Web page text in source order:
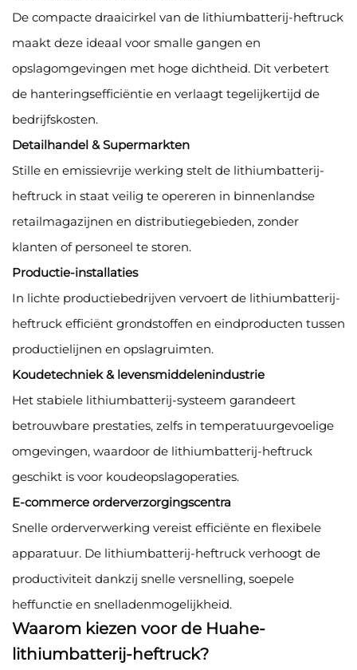
De compacte draaicirkel van de lithiumbatterij-heftruck
maakt deze ideaal voor smalle gangen en
opslagomgevingen met hoge dichtheid. Dit verbetert
de hanteringsefficiëntie en verlaagt tegelijkertijd de
bedrijfskosten.
Detailhandel & Supermarkten
Stille en emissievrije werking stelt de lithiumbatterij-
heftruck in staat veilig te opereren in binnenlandse
retailmagazijnen en distributiegebieden, zonder
klanten of personeel te storen.
Productie-installaties
In lichte productiebedrijven vervoert de lithiumbatterij-
heftruck efficiënt grondstoffen en eindproducten tussen
productielijnen en opslagruimten.
Koudetechniek & levensmiddelenindustrie
Het stabiele lithiumbatterij-systeem garandeert
betrouwbare prestaties, zelfs in temperatuurgevoelige
omgevingen, waardoor de lithiumbatterij-heftruck
geschikt is voor koudeopslagoperaties.
E-commerce orderverzorgingscentra
Snelle orderverwerking vereist efficiënte en flexibele
apparatuur. De lithiumbatterij-heftruck verhoogt de
productiviteit dankzij snelle versnelling, soepele
heffunctie en snelladenmogelijkheid.
Waarom kiezen voor de Huahe-
lithiumbatterij-heftruck?